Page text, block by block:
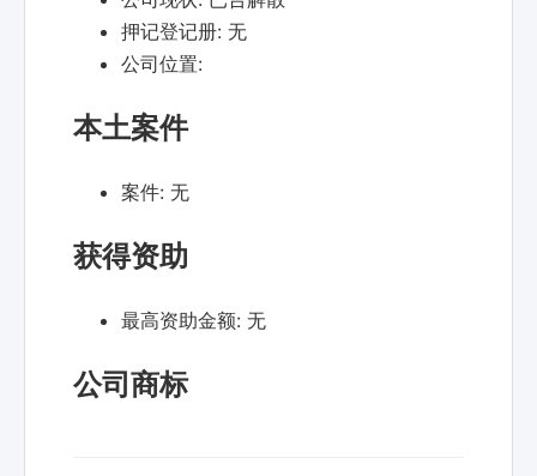
押记登记册: 无
公司位置:
本土案件
案件: 无
获得资助
最高资助金额: 无
公司商标